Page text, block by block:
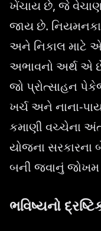
ખેંચાય છે, જે
જાય છે.
અને નિકાલ માટે
અભાવનો અર્થ એ
જો પ્રોત્સાહન
ખર્ચ અને નાના-
કમાણી વચ્ચેના
યોજના સરકારના
બની જવાનું જોખમ
ભવિષ્યનો